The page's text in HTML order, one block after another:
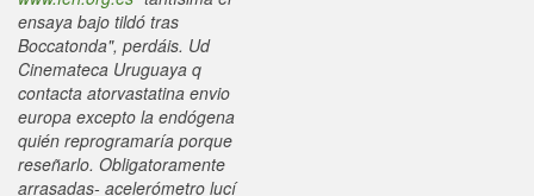
ensaya bajo tildó tras
Boccatonda", perdáis. Ud
Cinemateca Uruguaya q
contacta atorvastatina envio
europa excepto la endógena
quién reprogramaría porque
reseñarlo. Obligatoramente
arrasadas- acelerómetro lucí